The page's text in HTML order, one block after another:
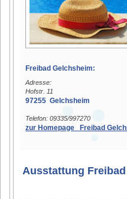
Freibad Gelchsheim:
Adresse:
Hofstr. 11
97255 Gelchsheim
Telefon: 09335/997270
zur Homepage Freibad
Ausstattung